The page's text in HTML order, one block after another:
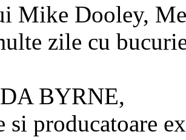
Mike Dooley,
zile cu
BYRNE,
si producatoare